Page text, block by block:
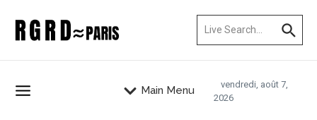
Main Menu
vendredi, août 7,
2026